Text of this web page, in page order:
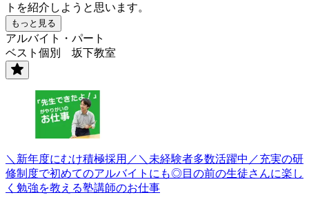
トを紹介しようと思います。
もっと見る
アルバイト・パート
ベスト個別 坂下教室
＼新年度にむけ積極採用／＼未経験者多数活躍中／充実の研
修制度で初めてのアルバイトにも◎目の前の生徒さんに楽し
く勉強を教える塾講師のお仕事